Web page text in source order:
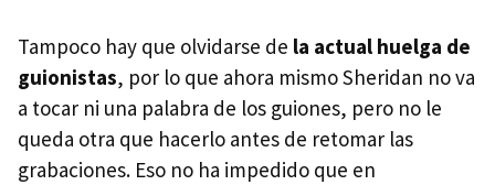
Tampoco hay que olvidarse de la actual huelga de
guionistas, por lo que ahora mismo Sheridan no va
a tocar ni una palabra de los guiones, pero no le
queda otra que hacerlo antes de retomar las
grabaciones. Eso no ha impedido que en